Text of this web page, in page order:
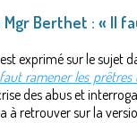
Mgr Berthet : « Il
exprimé sur le sujet
ramener les prêtres
des abus et
à retrouver sur la